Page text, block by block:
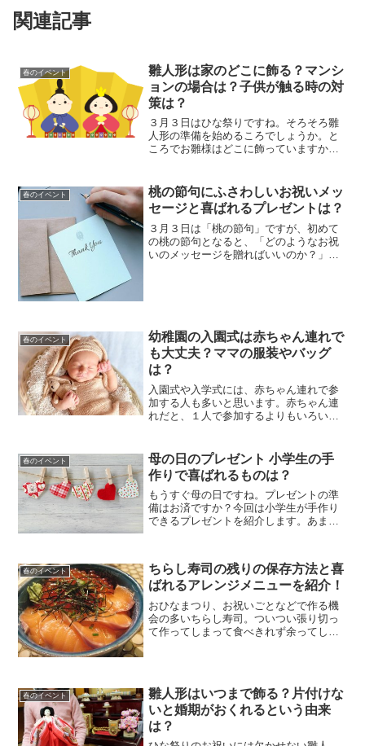
関連記事
春のイベント
雛人形は家のどこに飾る？マンシ
ョンの場合は？子供が触る時の対
策は？
３月３日はひな祭りですね。そろそろ雛
人形の準備を始めるころでしょうか。と
ころでお雛様はどこに飾っていますか？
すよね。和室の無い最近の住宅ではどこ
に飾るのが良いのか。また...
春のイベント
桃の節句にふさわしいお祝いメッ
セージと喜ばれるプレゼントは？
３月３日は「桃の節句」ですが、初めて
の桃の節句となると、「どのようなお祝
いのメッセージを贈ればいいのか？」
春のイベント
幼稚園の入園式は赤ちゃん連れで
も大丈夫？ママの服装やバッグ
は？
入園式や入学式には、赤ちゃん連れで参
加する人も多いと思います。赤ちゃん連
れだと、１人で参加するよりもいろいろ
どういう服装で出席すると楽なのか？オ
ムツなどがあって多くなり...
春のイベント
母の日のプレゼント 小学生の手
作りで喜ばれるものは？
もうすぐ母の日ですね。プレゼントの準
備はお済ですか？今回は小学生が手作り
できるプレゼントを紹介します。あまり
春のイベント
ちらし寿司の残りの保存方法と喜
ばれるアレンジメニューを紹介！
おひなまつり、お祝いごとなどで作る機
会の多いちらし寿司。ついつい張り切っ
て作ってしまって食べきれず余ってしま
春のイベント
雛人形はいつまで飾る？片付けな
いと婚期がおくれるという由来
は？